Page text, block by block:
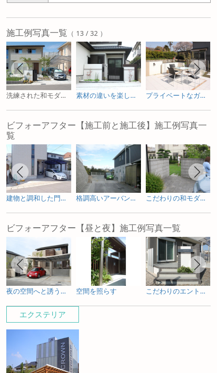
エクステリア
施工例写真一覧 （ 13 / 32 ）
洗練された和モダンスタイル 素材の違いを楽しむエクステリア プライベートなガーデンテラス
ビフォーアフター【施工前と施工後】施工例写真一
覧
建物と調和した門構え 格調高いアーバンデザイン こだわりの和モダンスタイル
ビフォーアフター【昼と夜】施工例写真一覧
夜の空間へと誘うライティングプラン 空間を照らす こだわりのエントランス